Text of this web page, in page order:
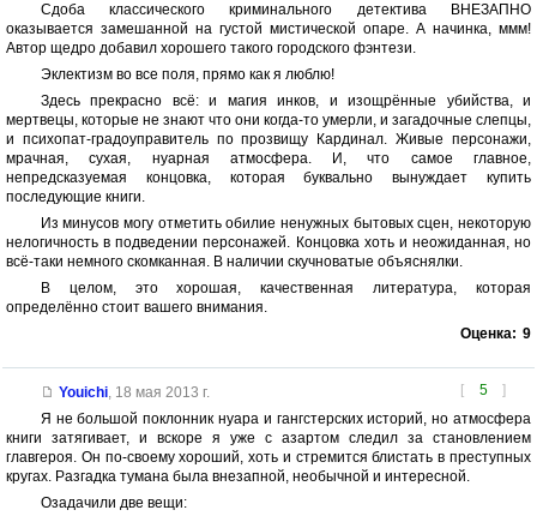
Сдоба классического криминального детектива ВНЕЗАПНО
оказывается замешанной на густой мистической опаре. А начинка, ммм!
Автор щедро добавил хорошего такого городского фэнтези.
Эклектизм во все поля, прямо как я люблю!
Здесь прекрасно всё: и магия инков, и изощрённые убийства, и
мертвецы, которые не знают что они когда-то умерли, и загадочные слепцы,
и психопат-градоуправитель по прозвищу Кардинал. Живые персонажи,
мрачная, сухая, нуарная атмосфера. И, что самое главное,
непредсказуемая концовка, которая буквально вынуждает купить
последующие книги.
Из минусов могу отметить обилие ненужных бытовых сцен, некоторую
нелогичность в подведении персонажей. Концовка хоть и неожиданная, но
всё-таки немного скомканная. В наличии скучноватые объяснялки.
В целом, это хорошая, качественная литература, которая
определённо стоит вашего внимания.
Оценка: 9
[ 5 ]
Youichi, 18 мая 2013 г.
Я не большой поклонник нуара и гангстерских историй, но атмосфера
книги затягивает, и вскоре я уже с азартом следил за становлением
главгероя. Он по-своему хороший, хоть и стремится блистать в преступных
кругах. Разгадка тумана была внезапной, необычной и интересной.
Озадачили две вещи: